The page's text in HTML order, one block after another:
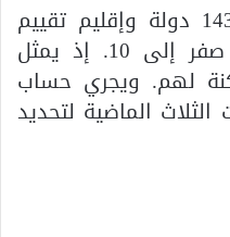
ويطلب من أشخاص في 143 دولة وإقليم تقييم
حياتهم على مقياس من صفر إلى 10. إذ يمثل
ممكنة لهم. ويجري حساب
الماضية لتحديد